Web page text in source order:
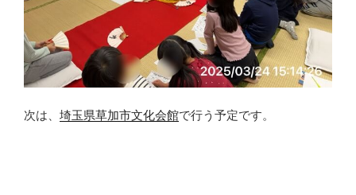
次は、 埼玉県草加市文化会館で行う予定です。